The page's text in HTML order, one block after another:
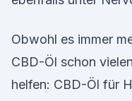
Obwohl es immer
CBD-Öl schon
helfen: CBD-Öl für